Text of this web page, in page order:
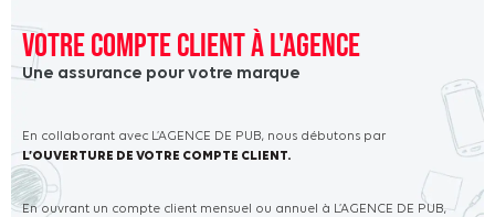
Votre compte client à l'agence
Une assurance pour votre marque
En collaborant avec L’AGENCE DE PUB, nous débutons par
L’OUVERTURE DE VOTRE COMPTE CLIENT.
En ouvrant un compte client mensuel ou annuel à L’AGENCE DE PUB,